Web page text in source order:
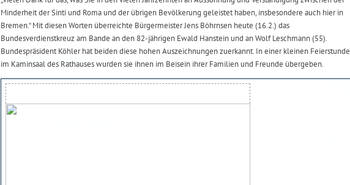
Minderheit der Sinti und Roma und der übrigen Bevölkerung geleistet haben, insbesondere auch hier in
Bremen.“ Mit diesen Worten überreichte Bürgermeister Jens Böhrnsen heute (16.2.) das
Bundesverdienstkreuz am Bande an den 82-jährigen Ewald Hanstein und an Wolf Leschmann (55).
Bundespräsident Köhler hat beiden diese hohen Auszeichnungen zuerkannt. In einer kleinen Feierstunde
im Kaminsaal des Rathauses wurden sie ihnen im Beisein ihrer Familien und Freunde übergeben.